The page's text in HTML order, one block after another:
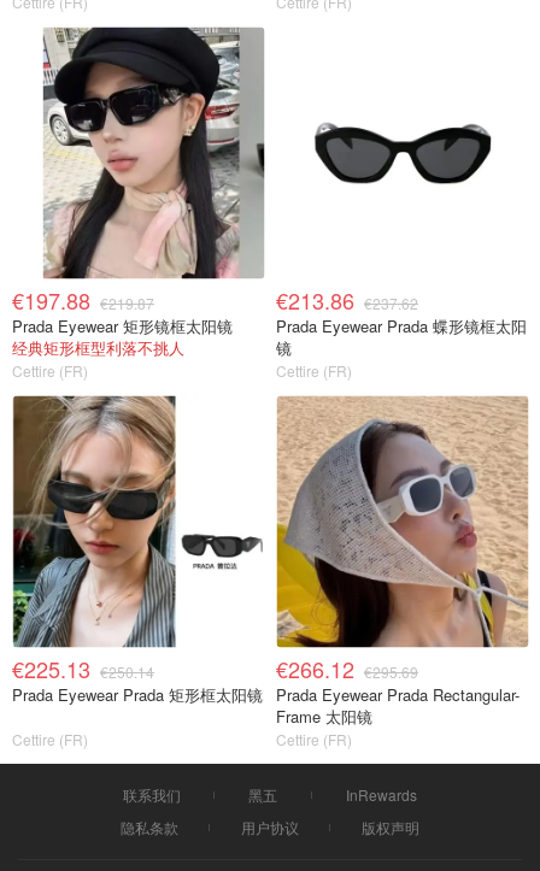
€197.88 €219.87
Prada Eyewear 矩形镜框太阳镜
经典矩形框型利落不挑人
Cettire (FR)
€213.86 €237.62
Prada Eyewear Prada 蝶形镜框太阳
镜
Cettire (FR)
€225.13 €250.14
Prada Eyewear Prada 矩形框太阳镜
Cettire (FR)
€266.12 €295.69
Prada Eyewear Prada Rectangular-
Frame 太阳镜
Cettire (FR)
联系我们 黑五
InRewards
隐私条款
用户协议 版权声明